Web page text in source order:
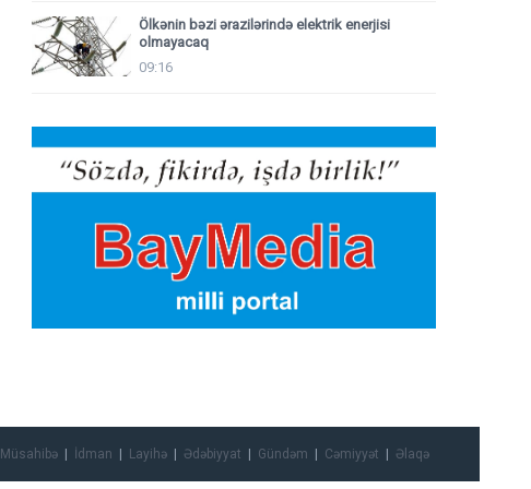
Ölkənin bəzi ərazilərində elektrik enerjisi
olmayacaq
09:16
Müsahibə İdman Layihə Ədəbiyyat Gündəm Cəmiyyət Əlaqə